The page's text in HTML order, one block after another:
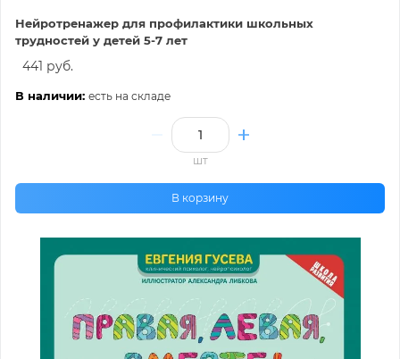
Нейротренажер для профилактики школьных
трудностей у детей 5-7 лет
441 руб.
В наличии: есть на складе
шт
В корзину